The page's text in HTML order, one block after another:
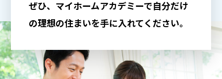
ぜひ、マイホームアカデミーで自分だけ
の理想の住まいを手に入れてください。